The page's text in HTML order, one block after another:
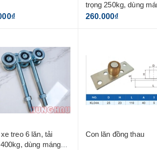
treo 6 lăn, tải
dùng máng
trọng 250kg, dùng
3.5mm
260.000₫
Con lăn đồng thau